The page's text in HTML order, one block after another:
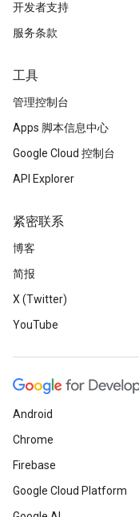
开发者支持
服务条款
工具
管理控制台
Apps 脚本信息中心
Google Cloud 控制台
API Explorer
紧密联系
博客
简报
X (Twitter)
YouTube
Android
Chrome
Firebase
Google Cloud Platform